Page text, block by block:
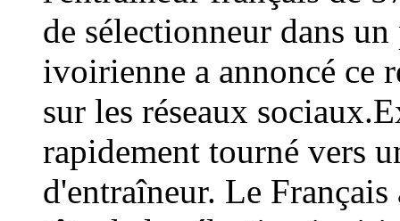
de sélectionneur dans
ivoirienne a annoncé ce
sur les réseaux
rapidement tourné vers
d'entraîneur. Le